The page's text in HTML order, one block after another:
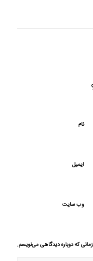
نام
ایمیل
وب‌ سایت
که دوباره دیدگاهی می‌نویسم.